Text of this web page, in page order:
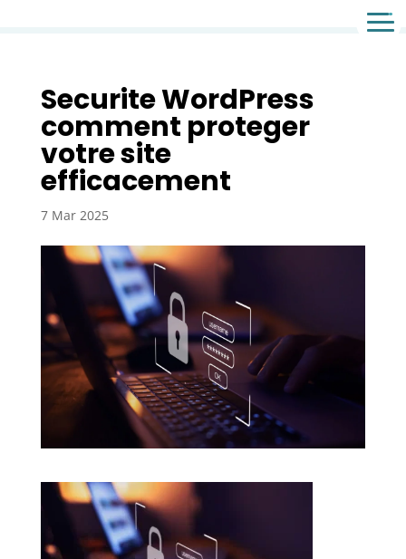
Securite WordPress
comment proteger
votre site
efficacement
7 Mar 2025